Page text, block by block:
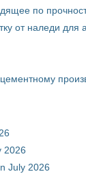
по
от наледи для
2026
July 2026